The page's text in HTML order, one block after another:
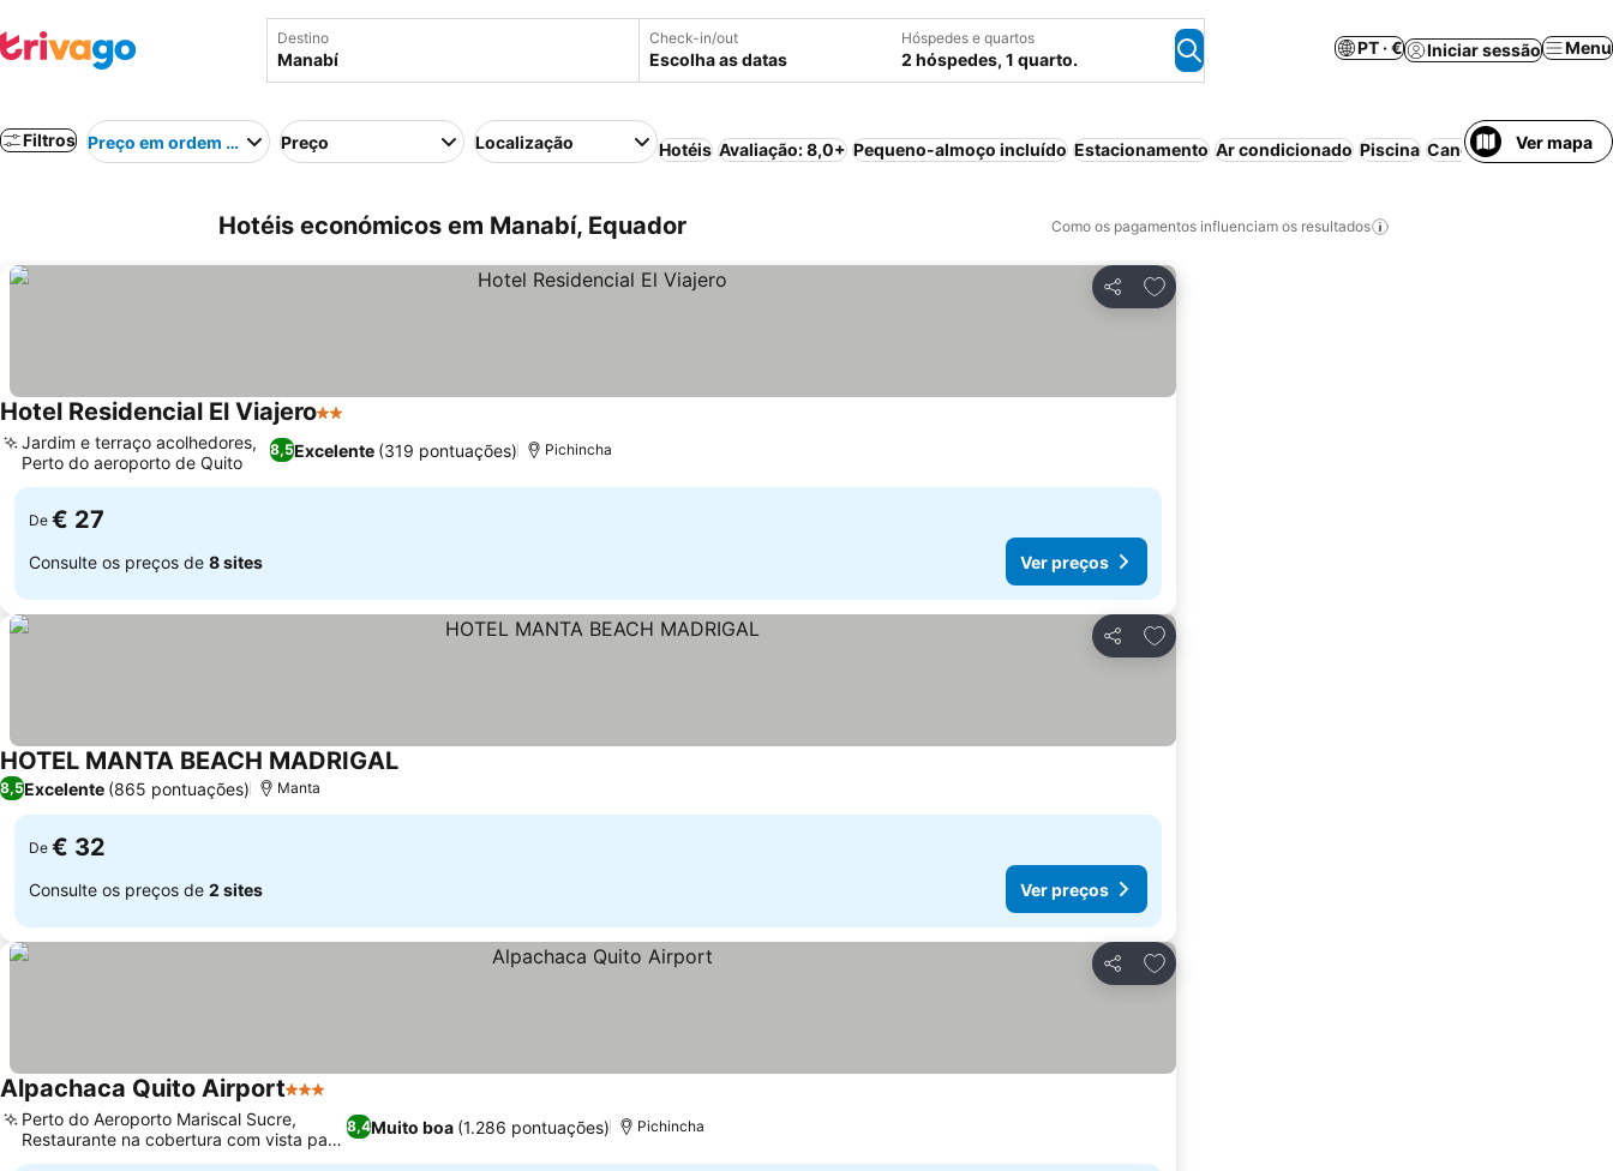
Destino Check-in/out
Escolha as datas
Hóspedes e quartos
2 hóspedes, 1 quarto.
PT · € Iniciar sessão Menu
Filtros Preço em ordem crescentePreço Localização Hotéis Avaliação: 8,0+ Pequeno-almoço incluído Estacionamento Ar condicionado Piscina CancelamentoVer mapa
Hotéis económicos em Manabí, Equador Como os pagamentos influenciam os resultados
Partilhar
Adicionar aos favoritos
Hotel Residencial El Viajero2 Estrelas
8,5Excelente (319 pontuações)
Jardim e terraço acolhedores,
Perto do aeroporto de Quito
Pichincha
De € 27
Consulte os preços de 8 sites Ver preços
Partilhar
Adicionar aos favoritos
HOTEL MANTA BEACH MADRIGAL
8,5Excelente (865 pontuações) Manta
De € 32
Consulte os preços de 2 sites Ver preços
Partilhar
Adicionar aos favoritos
Alpachaca Quito Airport3 Estrelas
8,4Muito boa (1.286 pontuações)
Perto do Aeroporto Mariscal Sucre,
Restaurante na cobertura com vista para
a montanha
Pichincha